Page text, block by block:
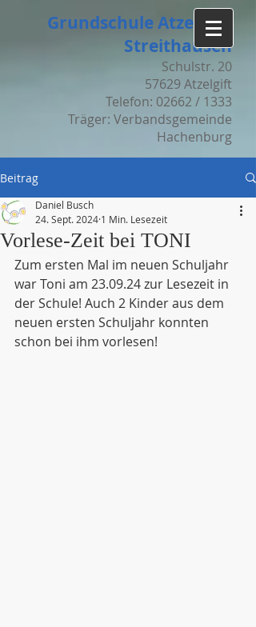
Grundschule Atzelgift-
Streithausen
Schulstr. 20
57629 Atzelgift
Telefon: 02662 / 1333
Träger: Verbandsgemeinde
Hachenburg
Beitrag
Vorlese-Zeit bei TONI
Daniel Busch
24. Sept. 2024 1 Min. Lesezeit
Zum ersten Mal im neuen Schuljahr
war Toni am 23.09.24 zur Lesezeit in
der Schule! Auch 2 Kinder aus dem
neuen ersten Schuljahr konnten
schon bei ihm vorlesen!